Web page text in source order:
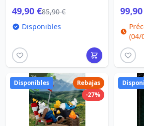
49,90 €85,90 €
Disponibles
(04/
Rebajas
-27%
Disponibles